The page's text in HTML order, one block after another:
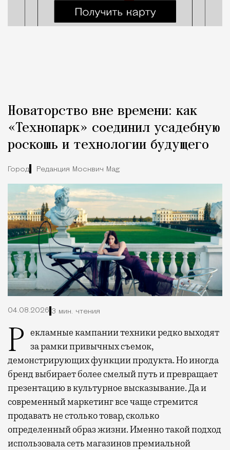
Новаторство вне времени: как
«Технопарк» соединил усадебную
роскошь и технологии будущего
Город Редакция Москвич Mag
04.08.2026 3 мин. чтения
Рекламные кампании техники редко выходят
за рамки привычных съемок,
демонстрирующих функции продукта. Но иногда
бренд выбирает более смелый путь и превращает
презентацию в культурное высказывание. Да и
современный маркетинг все чаще стремится
продавать не столько товар, сколько
определенный образ жизни. Именно такой подход
использовала сеть магазинов премиальной